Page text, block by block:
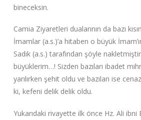
bineceksin.
Camia Ziyaretleri dualarının da bazı
İmamlar (a.s.)’a hitaben o büyük
Sadık (a.s.) tarafından şöyle
büyüklerim…! Sizden bazıları ibadet
yarılırken şehit oldu ve bazıları ise
ki, kefeni delik delik oldu.
Yukarıdaki rivayette ilk önce Hz. Ali ibni